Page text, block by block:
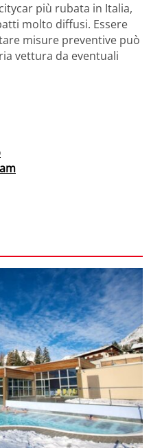
più rubata in Italia,
molto diffusi. Essere
misure preventive può
vettura da eventuali